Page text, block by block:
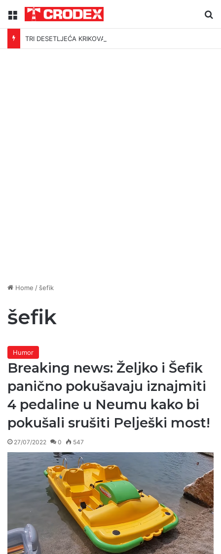
Menu
TRI DESETLJEĆA KRIKOVA OČAJNIKA
Home / šefik
šefik
Humor
Breaking news: Željko i Šefik
panično pokušavaju iznajmiti
4 pedaline u Neumu kako bi
pokušali srušiti Pelješki most!
27/07/2022 0 547